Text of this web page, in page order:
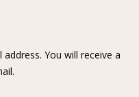
You will receive a